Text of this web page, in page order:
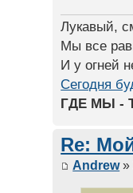
Лукавый,
Мы все
И у огней
Сегодня
ГДЕ МЫ -
Re:
Andrew»